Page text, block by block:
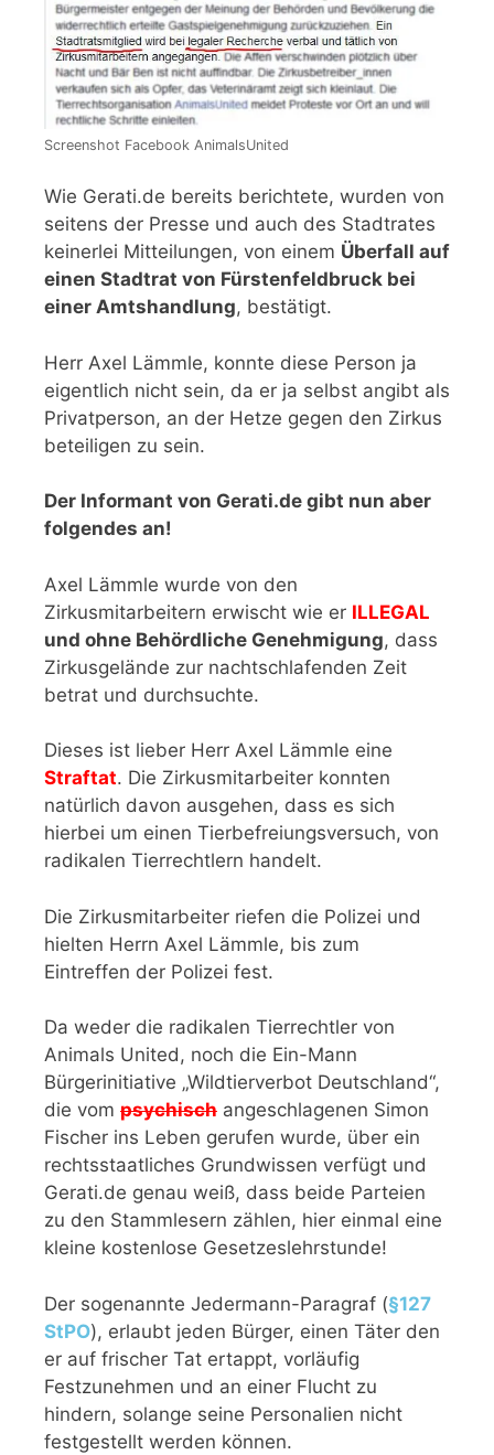
Screenshot Facebook AnimalsUnited
Wie Gerati.de bereits berichtete, wurden von
seitens der Presse und auch des Stadtrates
keinerlei Mitteilungen, von einem Überfall auf
einen Stadtrat von Fürstenfeldbruck bei
einer Amtshandlung, bestätigt.
Herr Axel Lämmle, konnte diese Person ja
eigentlich nicht sein, da er ja selbst angibt als
Privatperson, an der Hetze gegen den Zirkus
beteiligen zu sein.
Der Informant von Gerati.de gibt nun aber
folgendes an!
Axel Lämmle wurde von den
Zirkusmitarbeitern erwischt wie er ILLEGAL
und ohne Behördliche Genehmigung, dass
Zirkusgelände zur nachtschlafenden Zeit
betrat und durchsuchte.
Dieses ist lieber Herr Axel Lämmle eine
Straftat. Die Zirkusmitarbeiter konnten
natürlich davon ausgehen, dass es sich
hierbei um einen Tierbefreiungsversuch, von
radikalen Tierrechtlern handelt.
Die Zirkusmitarbeiter riefen die Polizei und
hielten Herrn Axel Lämmle, bis zum
Eintreffen der Polizei fest.
Da weder die radikalen Tierrechtler von
Animals United, noch die Ein-Mann
Bürgerinitiative „Wildtierverbot Deutschland“,
die vom psychisch angeschlagenen Simon
Fischer ins Leben gerufen wurde, über ein
rechtsstaatliches Grundwissen verfügt und
Gerati.de genau weiß, dass beide Parteien
zu den Stammlesern zählen, hier einmal eine
kleine kostenlose Gesetzeslehrstunde!
Der sogenannte Jedermann-Paragraf (§127
StPO), erlaubt jeden Bürger, einen Täter den
er auf frischer Tat ertappt, vorläufig
Festzunehmen und an einer Flucht zu
hindern, solange seine Personalien nicht
festgestellt werden können.